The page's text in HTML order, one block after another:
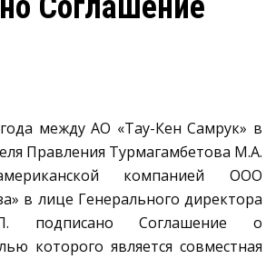
между АО «Тау-Кен Самрук» в
Правления Турмагамбетова М.А.
компанией ООО
в лице Генерального директора
подписано Соглашение о
которого является совместная